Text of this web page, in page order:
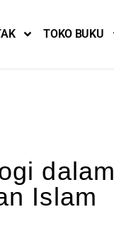
TOKO BUKU
dalam
Islam